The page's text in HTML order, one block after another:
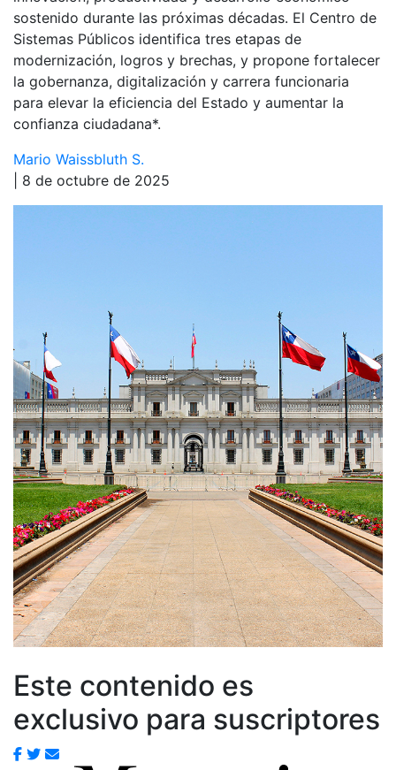
sostenido durante las próximas décadas. El Centro de
Sistemas Públicos identifica tres etapas de
modernización, logros y brechas, y propone fortalecer
la gobernanza, digitalización y carrera funcionaria
para elevar la eficiencia del Estado y aumentar la
confianza ciudadana*.
Mario Waissbluth S.
| 8 de octubre de 2025
Este contenido es
exclusivo para suscriptores